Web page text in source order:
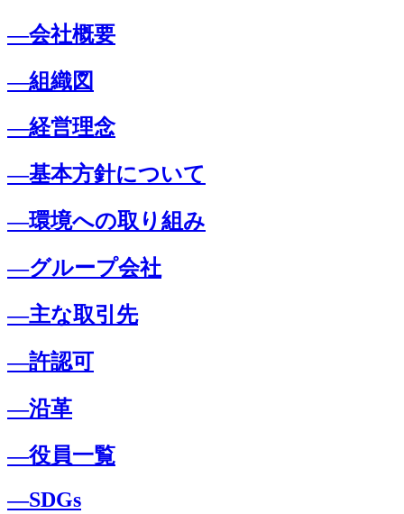
―会社概要
―組織図
―経営理念
―基本方針について
―環境への取り組み
―グループ会社
―主な取引先
―許認可
―沿革
―役員一覧
―SDGs